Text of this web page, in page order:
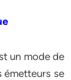
un mode de
émetteurs se